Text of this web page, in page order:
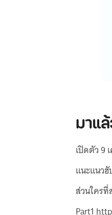
มาแ
เปิดตัว 9
แนะแนวฮั
ส่วนใครที่
Part1